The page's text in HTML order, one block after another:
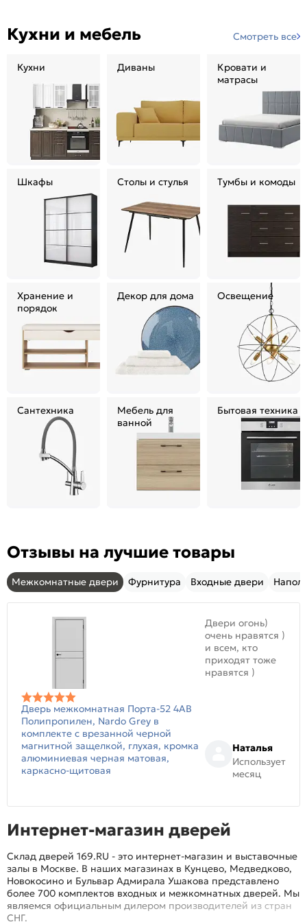
Кухни и мебель Смотреть все
Кухни Диваны
Кровати и
матрасы
Шкафы Столы и стулья Тумбы и комоды
Хранение и
порядок
Декор для дома Освещение
Сантехника
Мебель для
ванной
Бытовая техника
Отзывы на лучшие товары
Межкомнатные двери Фурнитура Входные двери
Дверь межкомнатная Порта-52 4AB
Полипропилен, Nardo Grey в
комплекте с врезанной черной
магнитной защелкой, глухая, кромка
алюминиевая черная матовая,
каркасно-щитовая
Двери огонь)
очень нравятся )
и всем, кто
приходят тоже
нравятся )
Наталья
Использует
месяц
Интернет-магазин дверей
Склад дверей 169.RU - это интернет-магазин и выставочные
залы в Москве. В наших магазинах в Кунцево, Медведково,
Новокосино и Бульвар Адмирала Ушакова представлено
более 700 комплектов входных и межкомнатных дверей. Мы
являемся официальным дилером производителей из стран
СНГ.